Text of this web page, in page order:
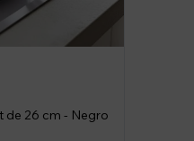
de 26 cm - Negro